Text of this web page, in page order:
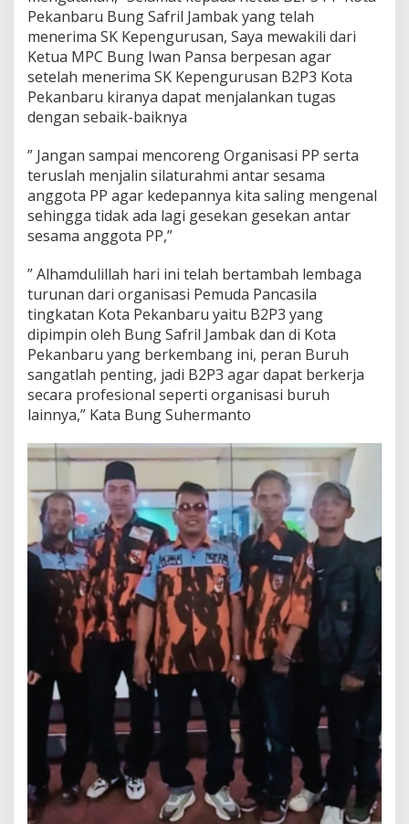
Pekanbaru Bung Safril Jambak yang telah
menerima SK Kepengurusan, Saya mewakili dari
Ketua MPC Bung Iwan Pansa berpesan agar
setelah menerima SK Kepengurusan B2P3 Kota
Pekanbaru kiranya dapat menjalankan tugas
dengan sebaik-baiknya
” Jangan sampai mencoreng Organisasi PP serta
teruslah menjalin silaturahmi antar sesama
anggota PP agar kedepannya kita saling mengenal
sehingga tidak ada lagi gesekan gesekan antar
sesama anggota PP,”
” Alhamdulillah hari ini telah bertambah lembaga
turunan dari organisasi Pemuda Pancasila
tingkatan Kota Pekanbaru yaitu B2P3 yang
dipimpin oleh Bung Safril Jambak dan di Kota
Pekanbaru yang berkembang ini, peran Buruh
sangatlah penting, jadi B2P3 agar dapat berkerja
secara profesional seperti organisasi buruh
lainnya,” Kata Bung Suhermanto